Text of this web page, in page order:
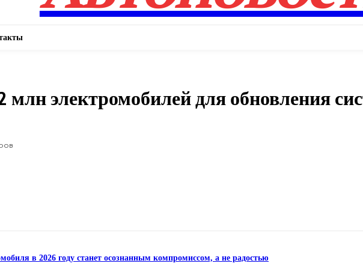
млн электромобилей для обновления
в 2026 году станет осознанным компромиссом, а не радостью